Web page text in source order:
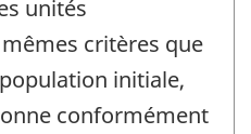
unités
critères que
initiale,
conformément